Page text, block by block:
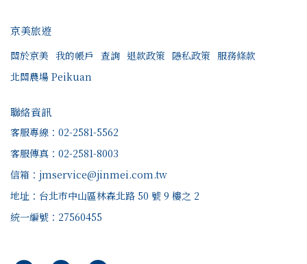
京美旅遊
關於京美 我的帳戶 查詢 退款政策 隱私政策 服務條款
北關農場 Peikuan
聯絡資訊
客服專線：02-2581-5562
客服傳真：02-2581-8003
信箱：jmservice@jinmei.com.tw
地址：台北市中山區林森北路 50 號 9 樓之 2
統一編號：27560455